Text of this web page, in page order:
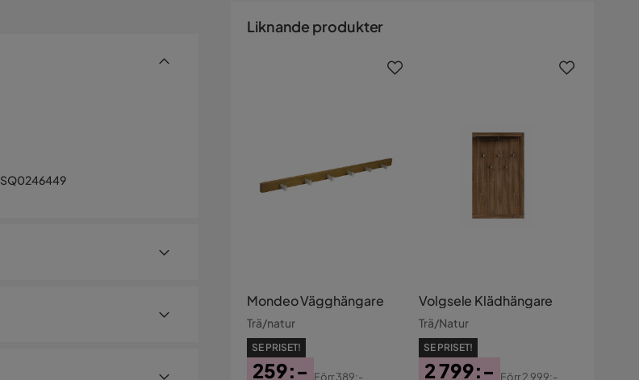
SQ0246449
Liknande produkter
Mondeo Vägghängare
Trä/natur
SE PRISET!
259:-
Förr389:-
Volgsele Klädhängare
Trä/Natur
SE PRISET!
2 799:-
Förr2 999:-